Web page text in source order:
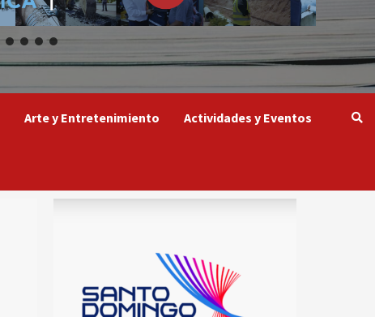
Arte y Entretenimiento Actividades y Eventos